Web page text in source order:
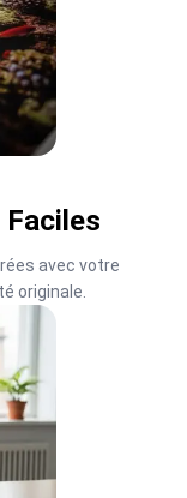
avec votre
originale.